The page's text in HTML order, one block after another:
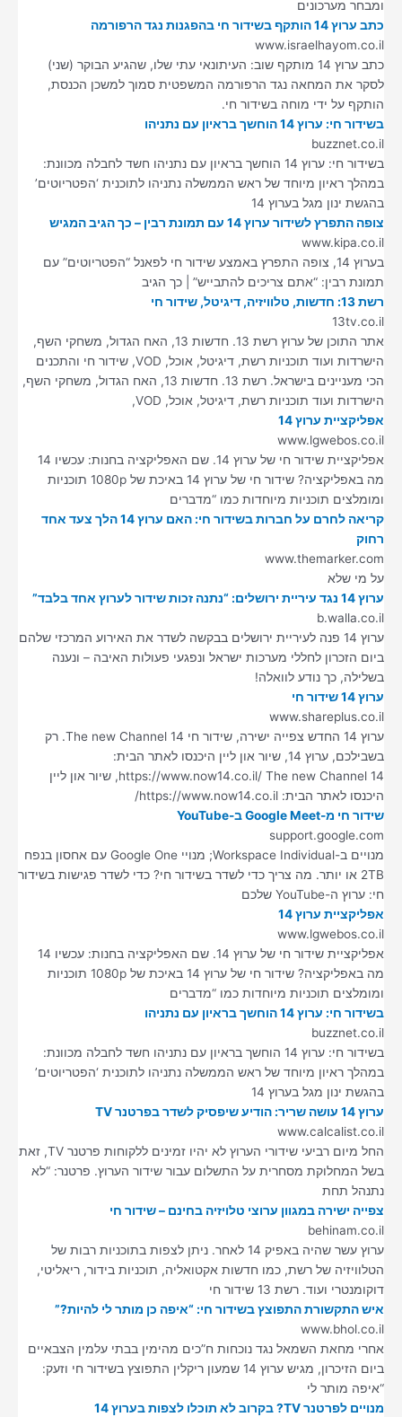
ומבחר מערכונים
כתב ערוץ 14 הותקף בשידור חי בהפגנות נגד הרפורמה
www.israelhayom.co.il
כתב ערוץ 14 מותקף שוב: העיתונאי עתי שלו, שהגיע הבוקר (שני)
לסקר את המחאה נגד הרפורמה המשפטית סמוך למשכן הכנסת,
הותקף על ידי מוחה בשידור חי.
בשידור חי: ערוץ 14 הוחשך בראיון עם נתניהו
buzznet.co.il
בשידור חי: ערוץ 14 הוחשך בראיון עם נתניהו חשד לחבלה מכוונת:
במהלך ראיון מיוחד של ראש הממשלה נתניהו לתוכנית ‘הפטריוטים’
בהגשת ינון מגל בערוץ 14
צופה התפרץ לשידור ערוץ 14 עם תמונת רבין – כך הגיב המגיש
www.kipa.co.il
בערוץ 14, צופה התפרץ באמצע שידור חי לפאנל “הפטריוטים” עם
תמונת רבין: “אתם צריכים להתבייש” | כך הגיב
רשת 13: חדשות, טלוויזיה, דיגיטל, שידור חי
13tv.co.il
אתר התוכן של ערוץ רשת 13. חדשות 13, האח הגדול, משחקי השף,
הישרדות ועוד תוכניות רשת, דיגיטל, אוכל, VOD, שידור חי והתכנים
הכי מעניינים בישראל. רשת 13. חדשות 13, האח הגדול, משחקי השף,
הישרדות ועוד תוכניות רשת, דיגיטל, אוכל, VOD,
אפליקציית ערוץ 14
www.lgwebos.co.il
אפליקציית שידור חי של ערוץ 14. שם האפליקציה בחנות: עכשיו 14
מה באפליקציה? שידור חי של ערוץ 14 באיכת של 1080p תוכניות
ומומלצים תוכניות מיוחדות כמו “מדברים
קריאה לחרם על חברות בשידור חי: האם ערוץ 14 הלך צעד אחד
רחוק
www.themarker.com
על מי שלא
ערוץ 14 נגד עיריית ירושלים: “נתנה זכות שידור לערוץ אחד בלבד”
b.walla.co.il
ערוץ 14 פנה לעיריית ירושלים בבקשה לשדר את האירוע המרכזי שלהם
ביום הזכרון לחללי מערכות ישראל ונפגעי פעולות האיבה – ונענה
בשלילה, כך נודע לוואלה!
ערוץ 14 שידור חי
www.shareplus.co.il
ערוץ 14 החדש צפייה ישירה, שידור חי The new Channel 14. רק
בשבילכם, ערוץ 14, שיור און ליין היכנסו לאתר הבית:
https://www.now14.co.il/ The new Channel 14, שיור און ליין
היכנסו לאתר הבית: https://www.now14.co.il/
שידור חי מ-Google Meet ב-YouTube
support.google.com
מנויים ב-Workspace Individual; מנויי Google One עם אחסון בנפח
2TB או יותר. מה צריך כדי לשדר בשידור חי? כדי לשדר פגישות בשידור
חי: ערוץ ה-YouTube שלכם
אפליקציית ערוץ 14
www.lgwebos.co.il
אפליקציית שידור חי של ערוץ 14. שם האפליקציה בחנות: עכשיו 14
מה באפליקציה? שידור חי של ערוץ 14 באיכת של 1080p תוכניות
ומומלצים תוכניות מיוחדות כמו “מדברים
בשידור חי: ערוץ 14 הוחשך בראיון עם נתניהו
buzznet.co.il
בשידור חי: ערוץ 14 הוחשך בראיון עם נתניהו חשד לחבלה מכוונת:
במהלך ראיון מיוחד של ראש הממשלה נתניהו לתוכנית ‘הפטריוטים’
בהגשת ינון מגל בערוץ 14
ערוץ 14 עושה שריר: הודיע שיפסיק לשדר בפרטנר TV
www.calcalist.co.il
החל מיום רביעי שידורי הערוץ לא יהיו זמינים ללקוחות פרטנר TV, זאת
בשל המחלוקת מסחרית על התשלום עבור שידור הערוץ. פרטנר: “לא
נתנהל תחת
צפייה ישירה במגוון ערוצי טלויזיה בחינם – שידור חי
behinam.co.il
ערוץ עשר שהיה באפיק 14 לאחר. ניתן לצפות בתוכניות רבות של
הטלוויזיה של רשת, כמו חדשות אקטואליה, תוכניות בידור, ריאליטי,
דוקומנטרי ועוד. רשת 13 שידור חי
איש התקשורת התפוצץ בשידור חי: “איפה כן מותר לי להיות?”
www.bhol.co.il
אחרי מחאת השמאל נגד נוכחות ח”כים מהימין בבתי עלמין הצבאיים
ביום הזיכרון, מגיש ערוץ 14 שמעון ריקלין התפוצץ בשידור חי וזעק:
“איפה מותר לי
מנויים לפרטנר TV? בקרוב לא תוכלו לצפות בערוץ 14